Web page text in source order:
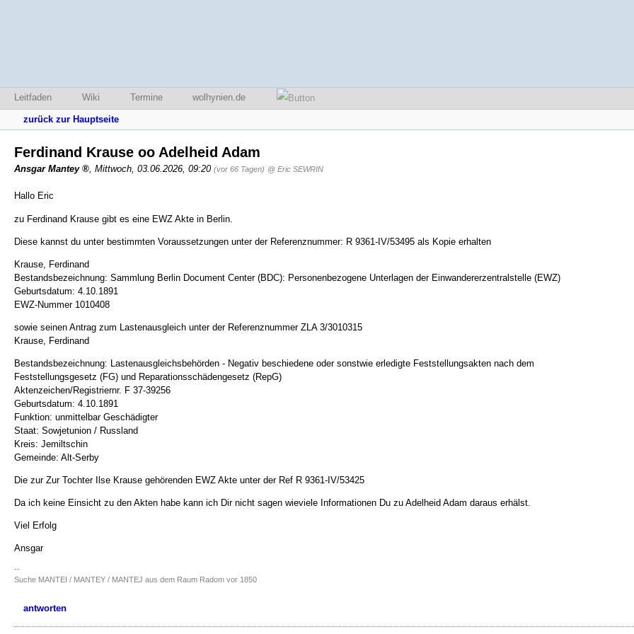
Leitfaden Wiki Termine wolhynien.de
zurück zur Hauptseite
Ferdinand Krause oo Adelheid Adam
Ansgar Mantey , Mittwoch, 03.06.2026, 09:20 (vor 66 Tagen) @ Eric SEWRIN
Hallo Eric
zu Ferdinand Krause gibt es eine EWZ Akte in Berlin.
Diese kannst du unter bestimmten Voraussetzungen unter der Referenznummer: R 9361-IV/53495 als Kopie erhalten
Krause, Ferdinand
Bestandsbezeichnung: Sammlung Berlin Document Center (BDC): Personenbezogene Unterlagen der Einwandererzentralstelle (EWZ)
Geburtsdatum: 4.10.1891
EWZ-Nummer 1010408
sowie seinen Antrag zum Lastenausgleich unter der Referenznummer ZLA 3/3010315
Krause, Ferdinand
Bestandsbezeichnung: Lastenausgleichsbehörden - Negativ beschiedene oder sonstwie erledigte Feststellungsakten nach dem
Feststellungsgesetz (FG) und Reparationsschädengesetz (RepG)
Aktenzeichen/Registriernr. F 37-39256
Geburtsdatum: 4.10.1891
Funktion: unmittelbar Geschädigter
Staat: Sowjetunion / Russland
Kreis: Jemiltschin
Gemeinde: Alt-Serby
Die zur Zur Tochter Ilse Krause gehörenden EWZ Akte unter der Ref R 9361-IV/53425
Da ich keine Einsicht zu den Akten habe kann ich Dir nicht sagen wieviele Informationen Du zu Adelheid Adam daraus erhälst.
Viel Erfolg
Ansgar
--
Suche MANTEI / MANTEY / MANTEJ aus dem Raum Radom vor 1850
antworten